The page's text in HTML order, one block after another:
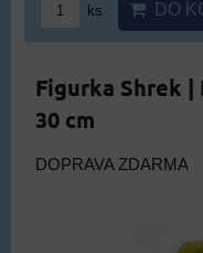
ks DO
Figurka Shrek
30 cm
DOPRAVA ZDARMA